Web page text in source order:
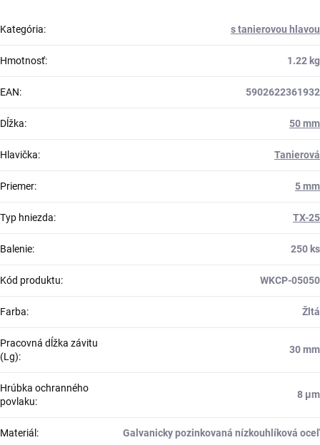
Kategória: s tanierovou hlavou
Hmotnosť: 1.22 kg
EAN: 5902622361932
Dĺžka: 50 mm
Hlavička: Tanierová
Priemer: 5 mm
Typ hniezda: TX-25
Balenie: 250 ks
Kód produktu: WKCP-05050
Farba: Žltá
Pracovná dĺžka závitu
(Lg):
30 mm
Hrúbka ochranného
povlaku:
8 μm
Materiál: Galvanicky pozinkovaná nízkouhlíková oceľ